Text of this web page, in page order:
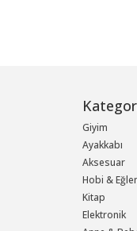
Giyim
Ayakkabı
Aksesuar
Hobi &
Kitap
Elektronik